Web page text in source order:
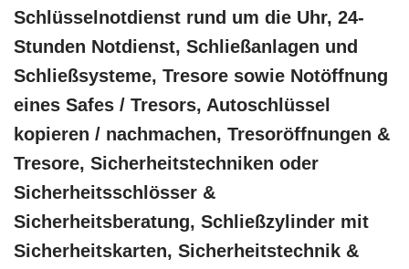
Schlüsselnotdienst rund um die Uhr, 24-
Stunden Notdienst, Schließanlagen und
Schließsysteme, Tresore sowie Notöffnung
eines Safes / Tresors, Autoschlüssel
kopieren / nachmachen, Tresoröffnungen &
Tresore, Sicherheitstechniken oder
Sicherheitsschlösser &
Sicherheitsberatung, Schließzylinder mit
Sicherheitskarten, Sicherheitstechnik &